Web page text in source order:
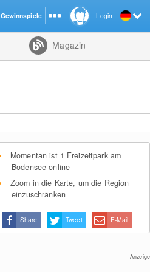
Magazin
Momentan ist 1 Freizeitpark am
Bodensee online
Zoom in die Karte, um die Region
einzuschränken
Share Tweet E-Mail
Anzeige
Login
Gewinnspiele